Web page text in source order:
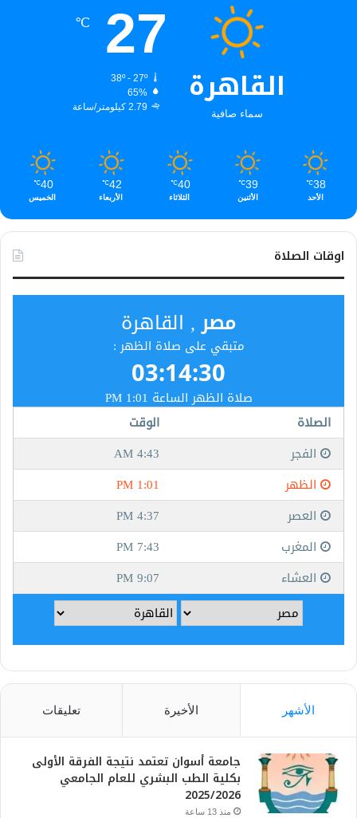
القاهرة
سماء صافية
27
℃
38º - 27º
65%
2.79 كيلومتر/ساعة
38
℃
الأحد
39
℃
الأثنين
40
℃
الثلاثاء
42
℃
الأربعاء
40
℃
الخميس
اوقات الصلاة
الأشهر الأخيرة تعليقات
جامعة أسوان تعتمد نتيجة الفرقة الأولى
بكلية الطب البشري للعام الجامعي
2025/2026
منذ 13 ساعة